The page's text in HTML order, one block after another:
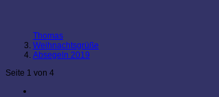
Thomas
Weihnachtsgrüße
Absegeln 2019
Seite 1 von 4